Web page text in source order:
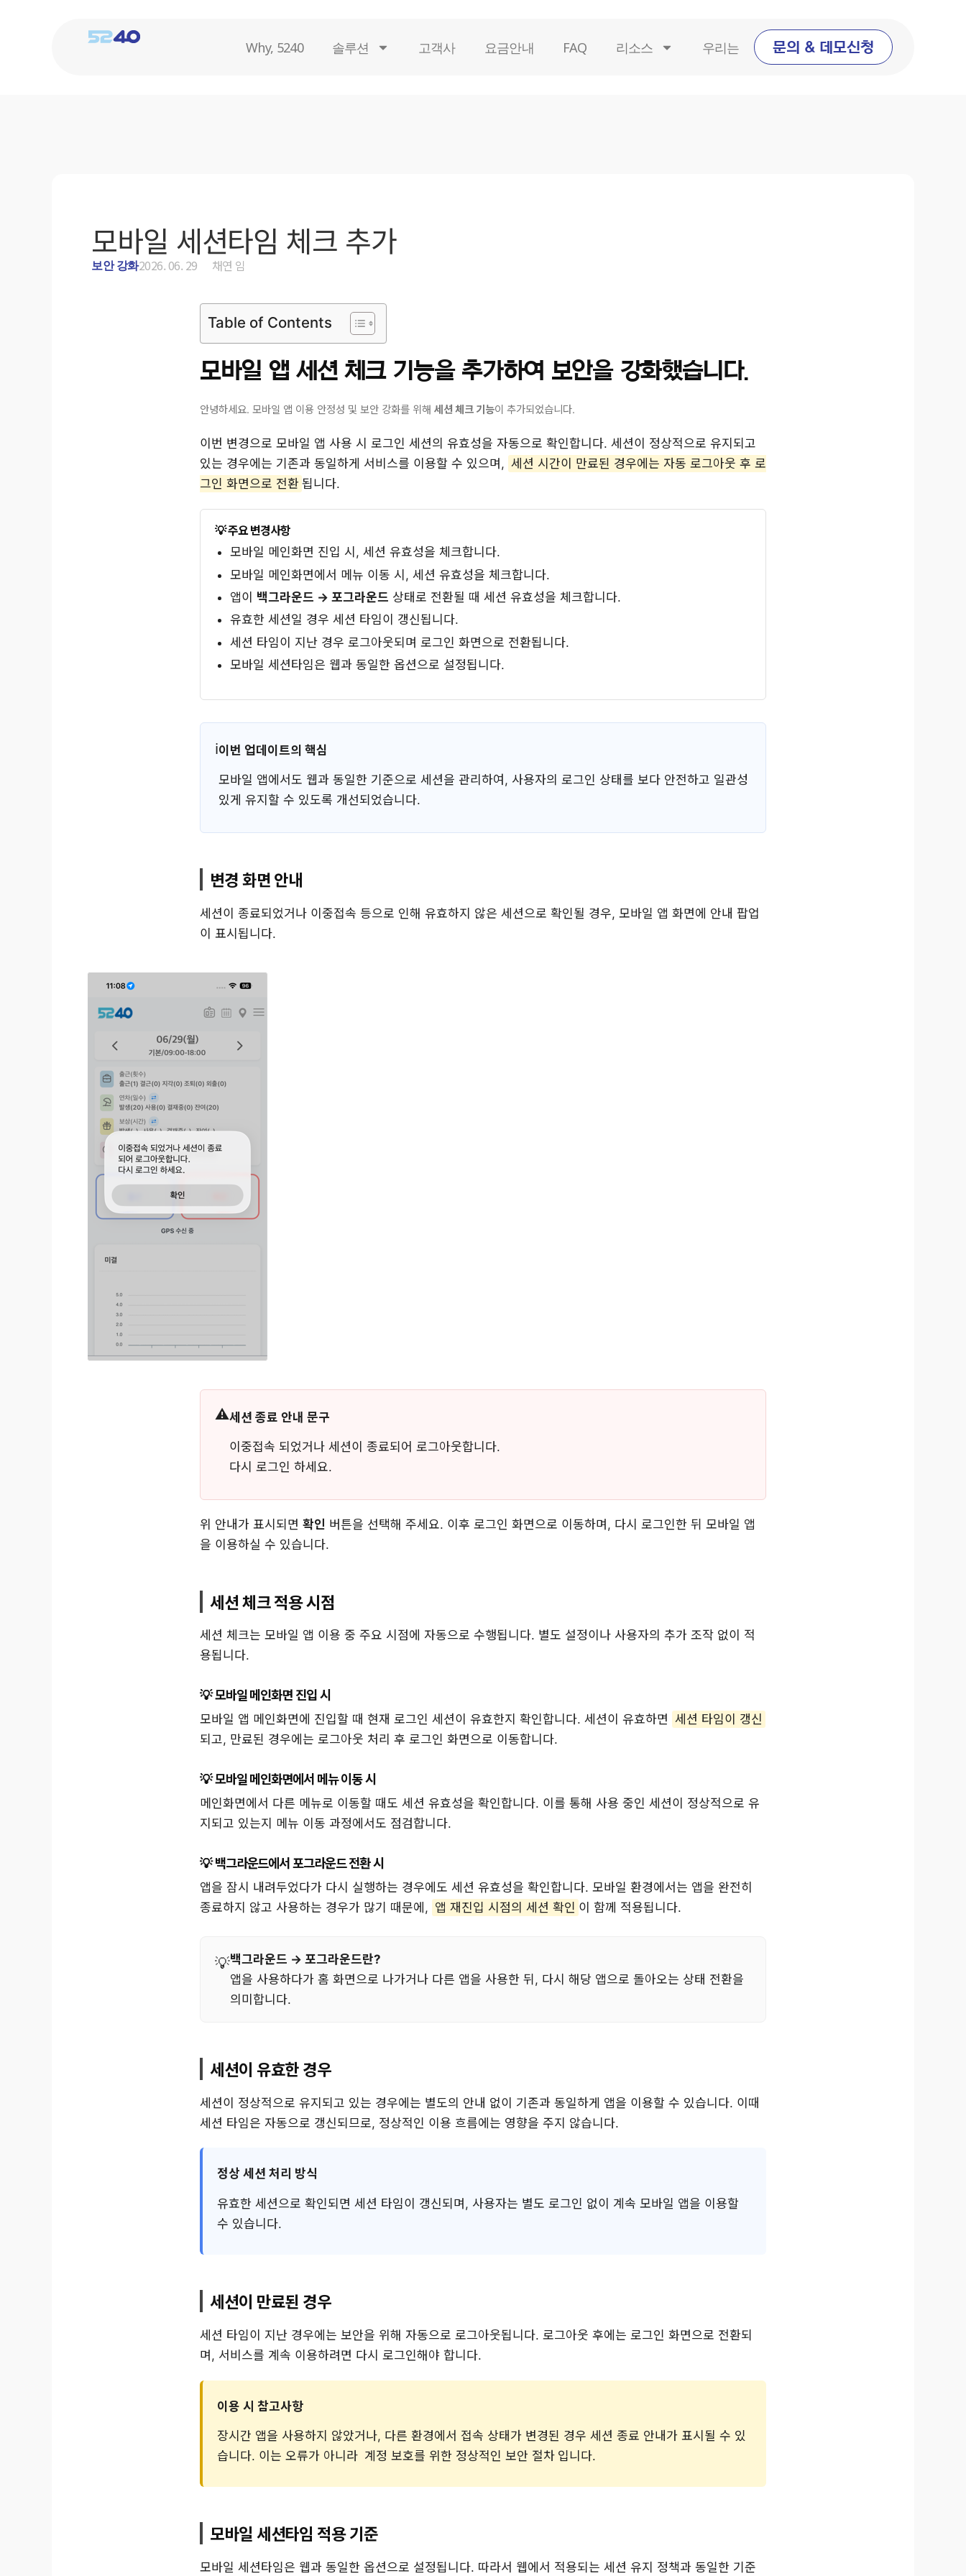
Why, 5240 솔루션 고객사 요금안내 FAQ 리소스 우리는 문의 & 데모신청
Table of Contents
모바일 앱 세션 체크 기능을 추가하여 보안을 강화했습니다.
안녕하세요. 모바일 앱 이용 안정성 및 보안 강화를 위해 세션 체크 기능이 추가되었습니다.
이번 변경으로 모바일 앱 사용 시 로그인 세션의 유효성을 자동으로 확인합니다. 세션이 정상적으로 유지되고
있는 경우에는 기존과 동일하게 서비스를 이용할 수 있으며, 세션 시간이 만료된 경우에는 자동 로그아웃 후 로
그인 화면으로 전환 됩니다.
주요 변경사항
모바일 메인화면 진입 시, 세션 유효성을 체크합니다.
모바일 메인화면에서 메뉴 이동 시, 세션 유효성을 체크합니다.
앱이 백그라운드 → 포그라운드 상태로 전환될 때 세션 유효성을 체크합니다.
유효한 세션일 경우 세션 타임이 갱신됩니다.
세션 타임이 지난 경우 로그아웃되며 로그인 화면으로 전환됩니다.
모바일 세션타임은 웹과 동일한 옵션으로 설정됩니다.
이번 업데이트의 핵심
모바일 앱에서도 웹과 동일한 기준으로 세션을 관리하여, 사용자의 로그인 상태를 보다 안전하고 일관성
있게 유지할 수 있도록 개선되었습니다.
변경 화면 안내
세션이 종료되었거나 이중접속 등으로 인해 유효하지 않은 세션으로 확인될 경우, 모바일 앱 화면에 안내 팝업
이 표시됩니다.
세션 종료 안내 문구
이중접속 되었거나 세션이 종료되어 로그아웃합니다.
다시 로그인 하세요.
위 안내가 표시되면 확인 버튼을 선택해 주세요. 이후 로그인 화면으로 이동하며, 다시 로그인한 뒤 모바일 앱
을 이용하실 수 있습니다.
세션 체크 적용 시점
세션 체크는 모바일 앱 이용 중 주요 시점에 자동으로 수행됩니다. 별도 설정이나 사용자의 추가 조작 없이 적
용됩니다.
모바일 메인화면 진입 시
모바일 앱 메인화면에 진입할 때 현재 로그인 세션이 유효한지 확인합니다. 세션이 유효하면 세션 타임이 갱신
되고, 만료된 경우에는 로그아웃 처리 후 로그인 화면으로 이동합니다.
모바일 메인화면에서 메뉴 이동 시
메인화면에서 다른 메뉴로 이동할 때도 세션 유효성을 확인합니다. 이를 통해 사용 중인 세션이 정상적으로 유
지되고 있는지 메뉴 이동 과정에서도 점검합니다.
백그라운드에서 포그라운드 전환 시
앱을 잠시 내려두었다가 다시 실행하는 경우에도 세션 유효성을 확인합니다. 모바일 환경에서는 앱을 완전히
종료하지 않고 사용하는 경우가 많기 때문에, 앱 재진입 시점의 세션 확인 이 함께 적용됩니다.
백그라운드 → 포그라운드란?
앱을 사용하다가 홈 화면으로 나가거나 다른 앱을 사용한 뒤, 다시 해당 앱으로 돌아오는 상태 전환을
의미합니다.
세션이 유효한 경우
세션이 정상적으로 유지되고 있는 경우에는 별도의 안내 없이 기존과 동일하게 앱을 이용할 수 있습니다. 이때
세션 타임은 자동으로 갱신되므로, 정상적인 이용 흐름에는 영향을 주지 않습니다.
정상 세션 처리 방식
유효한 세션으로 확인되면 세션 타임이 갱신되며, 사용자는 별도 로그인 없이 계속 모바일 앱을 이용할
수 있습니다.
세션이 만료된 경우
세션 타임이 지난 경우에는 보안을 위해 자동으로 로그아웃됩니다. 로그아웃 후에는 로그인 화면으로 전환되
며, 서비스를 계속 이용하려면 다시 로그인해야 합니다.
이용 시 참고사항
장시간 앱을 사용하지 않았거나, 다른 환경에서 접속 상태가 변경된 경우 세션 종료 안내가 표시될 수 있
습니다. 이는 오류가 아니라 계정 보호를 위한 정상적인 보안 절차 입니다.
모바일 세션타임 적용 기준
모바일 세션타임은 웹과 동일한 옵션으로 설정됩니다. 따라서 웹에서 적용되는 세션 유지 정책과 동일한 기준
모바일 세션타임 체크 추가
보안 강화2026. 06. 29 채연 임